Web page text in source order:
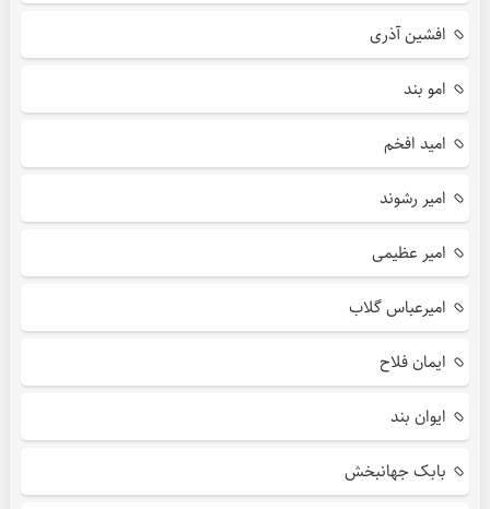
افشین آذری
امو بند
امید افخم
امیر رشوند
امیر عظیمی
امیرعباس گلاب
ایمان فلاح
ایوان بند
بابک جهانبخش